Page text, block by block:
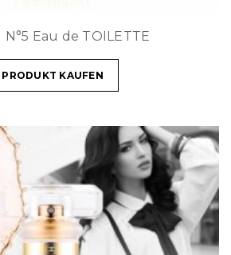
N°5 Eau de TOILETTE
PRODUKT KAUFEN